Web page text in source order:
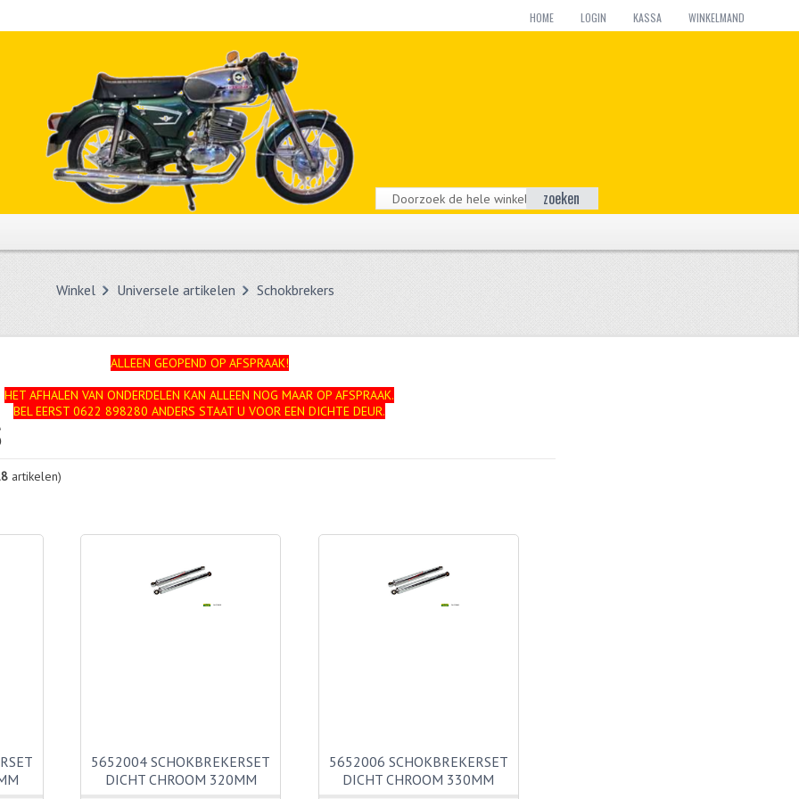
HOME LOGIN KASSA WINKELMAND
zoeken
Winkel Universele artikelen Schokbrekers
ALLEEN GEOPEND OP AFSPRAAK!
HET AFHALEN VAN ONDERDELEN KAN ALLEEN NOG MAAR OP AFSPRAAK.
BEL EERST 0622 898280 ANDERS STAAT U VOOR EEN DICHTE DEUR.
artikelen)
5652004 SCHOKBREKERSET
DICHT CHROOM 320MM
5652006 SCHOKBREKERSET
DICHT CHROOM 330MM